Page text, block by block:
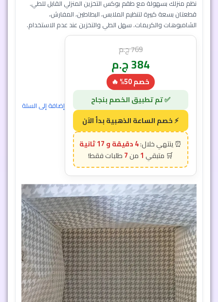
نظم منزلك بسهولة مع طقم بوكس التخزين المنزلي القابل للطي.
قطعتان بسعة كبيرة لتنظيم الملابس، البطاطين، المفارش،
الشامبوهات والكريمات. سهل الطي والتخزين عند عدم الاستخدام.
769ج.م
384ج.م
خصم 50% 🔥
4 دقيقة و 15 ثانية
1
7
إضافة إلى السلة